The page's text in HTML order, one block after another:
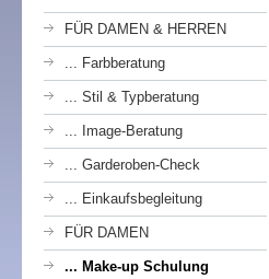
FÜR DAMEN & HERREN
... Farbberatung
... Stil & Typberatung
... Image-Beratung
... Garderoben-Check
... Einkaufsbegleitung
FÜR DAMEN
... Make-up Schulung